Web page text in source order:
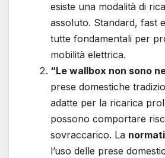
esiste una modalità di
assoluto. Standard, fast
tutte fondamentali per
mobilità elettrica.
“Le wallbox non sono
prese domestiche
adatte per la ricarica
possono comportare
sovraccarico. La
l’uso delle prese